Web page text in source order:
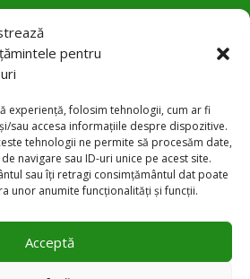
pentru
experiență, folosim tehnologii, cum ar fi
sau accesa informațiile despre dispozitive.
tehnologii ne permite să procesăm date,
navigare sau ID-uri unice pe acest site.
sau îți retragi consimțământul dat poate
unor anumite funcționalități și funcții.
Acceptă
24, Botoșani